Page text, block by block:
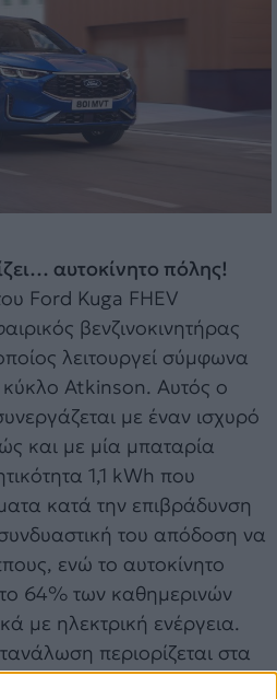
αυτοκίνητο πόλης!
Ford Kuga FHEV
βενζινοκινητήρας
λειτουργεί σύμφωνα
Atkinson. Αυτός ο
με έναν ισχυρό
και με μία μπαταρία
1,1 kWh που
κατά την επιβράδυνση
του απόδοση να
ενώ το αυτοκίνητο
το 64% των καθημερινών
με ηλεκτρική ενέργεια.
περιορίζεται στα